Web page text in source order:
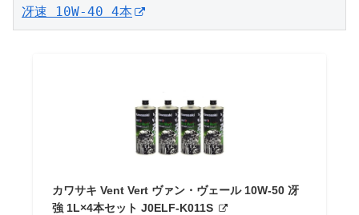
冴速 10W-40 4本
カワサキ Vent Vert ヴァン・ヴェール 10W-50 冴
強 1L×4本セット J0ELF-K011S